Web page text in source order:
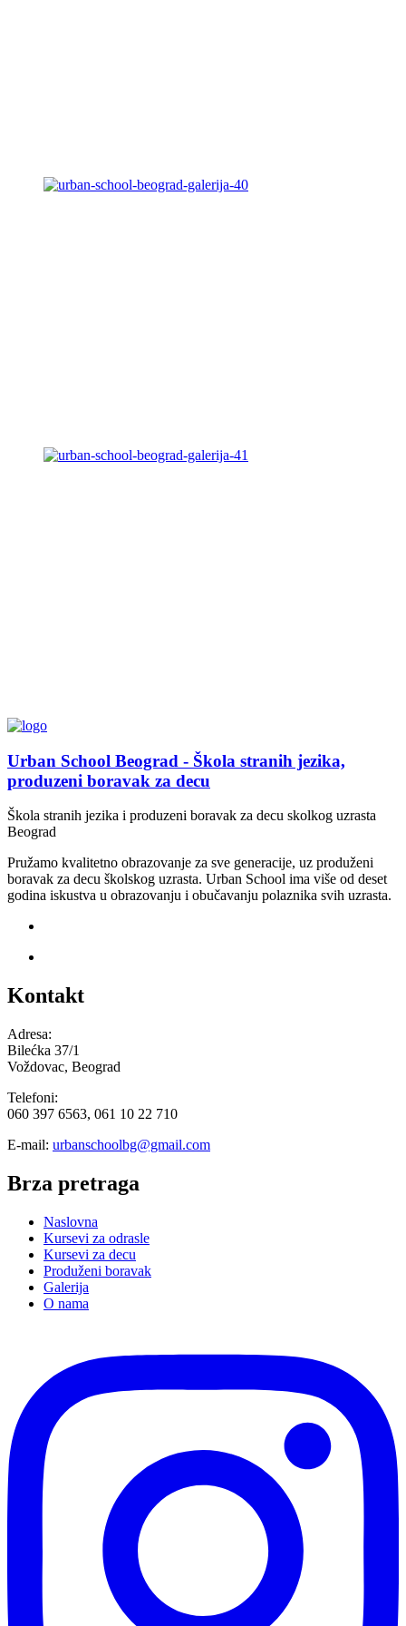
Urban School Beograd - Škola stranih jezika,
produzeni boravak za decu
Škola stranih jezika i produzeni boravak za decu skolkog uzrasta
Beograd
Pružamo kvalitetno obrazovanje za sve generacije, uz produženi
boravak za decu školskog uzrasta. Urban School ima više od deset
godina iskustva u obrazovanju i obučavanju polaznika svih uzrasta.
Kontakt
Adresa:
Bilećka 37/1
Voždovac, Beograd
Telefoni:
060 397 6563, 061 10 22 710
E-mail: urbanschoolbg@gmail.com
Brza pretraga
Naslovna
Kursevi za odrasle
Kursevi za decu
Produženi boravak
Galerija
O nama